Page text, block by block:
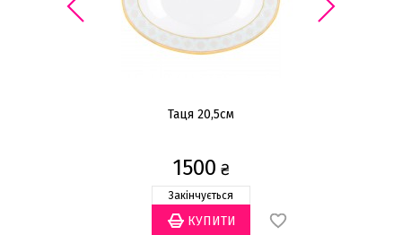
Таця 20,5см
1500 ₴
Закінчується